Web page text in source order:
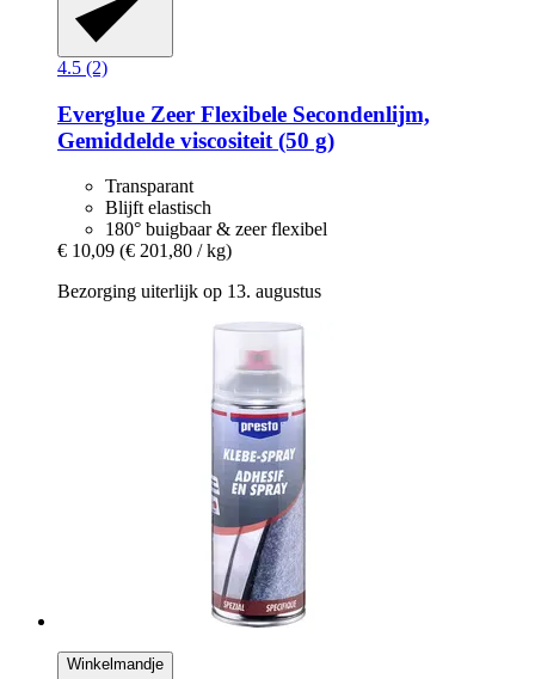
4.5 (2)
Everglue Zeer Flexibele Secondenlijm,
Gemiddelde viscositeit (50 g)
Transparant
Blijft elastisch
180° buigbaar & zeer flexibel
€ 10,09 (€ 201,80 / kg)
Bezorging uiterlijk op 13. augustus
Winkelmandje